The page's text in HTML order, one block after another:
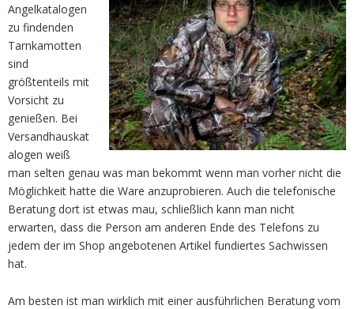
Angelkatalogen
zu findenden
Tarnkamotten
sind
größtenteils mit
Vorsicht zu
genießen. Bei
Versandhauskat
alogen weiß
man selten genau was man bekommt wenn man vorher nicht die
Möglichkeit hatte die Ware anzuprobieren. Auch die telefonische
Beratung dort ist etwas mau, schließlich kann man nicht
erwarten, dass die Person am anderen Ende des Telefons zu
jedem der im Shop angebotenen Artikel fundiertes Sachwissen
hat.
Am besten ist man wirklich mit einer ausführlichen Beratung vom